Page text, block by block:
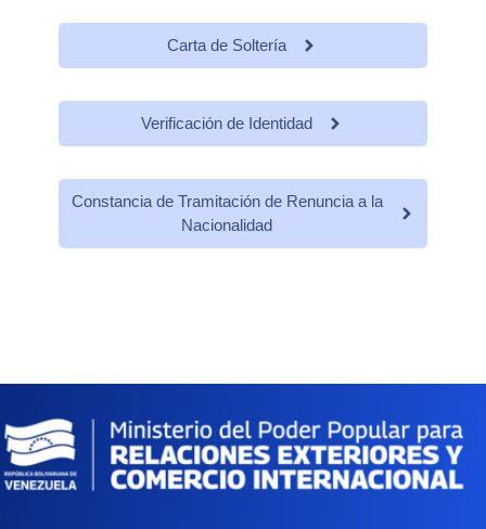
Carta de Soltería
Verificación de Identidad
Constancia de Tramitación de Renuncia a la
Nacionalidad